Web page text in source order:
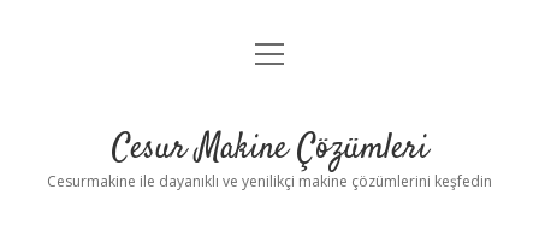
Anasayfa
Yasal Uyarı
menüyü
Cesur Makine Çözümleri
Cesurmakine ile dayanıklı ve yenilikçi makine çözümlerini keşfedin